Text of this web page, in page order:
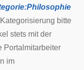
bitte
stets mit der
Portalmitarbeiter
im